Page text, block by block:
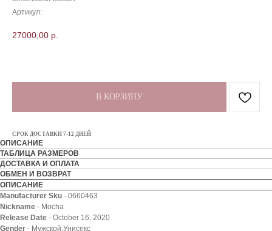
Артикул:
27000,00 р.
В КОРЗИНУ
СРОК ДОСТАВКИ 7-12 ДНЕЙ
ОПИСАНИЕ
ТАБЛИЦА РАЗМЕРОВ
ДОСТАВКА И ОПЛАТА
ОБМЕН И ВОЗВРАТ
ОПИСАНИЕ
Manufacturer Sku - 0660463
Nickname - Mocha
Release Date - October 16, 2020
Gender - Мужской;Унисекс